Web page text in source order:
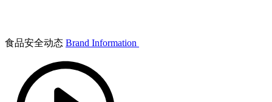
食品安全动态 Brand Information